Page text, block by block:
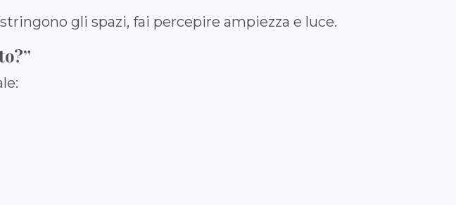
gli spazi, fai percepire ampiezza e luce.